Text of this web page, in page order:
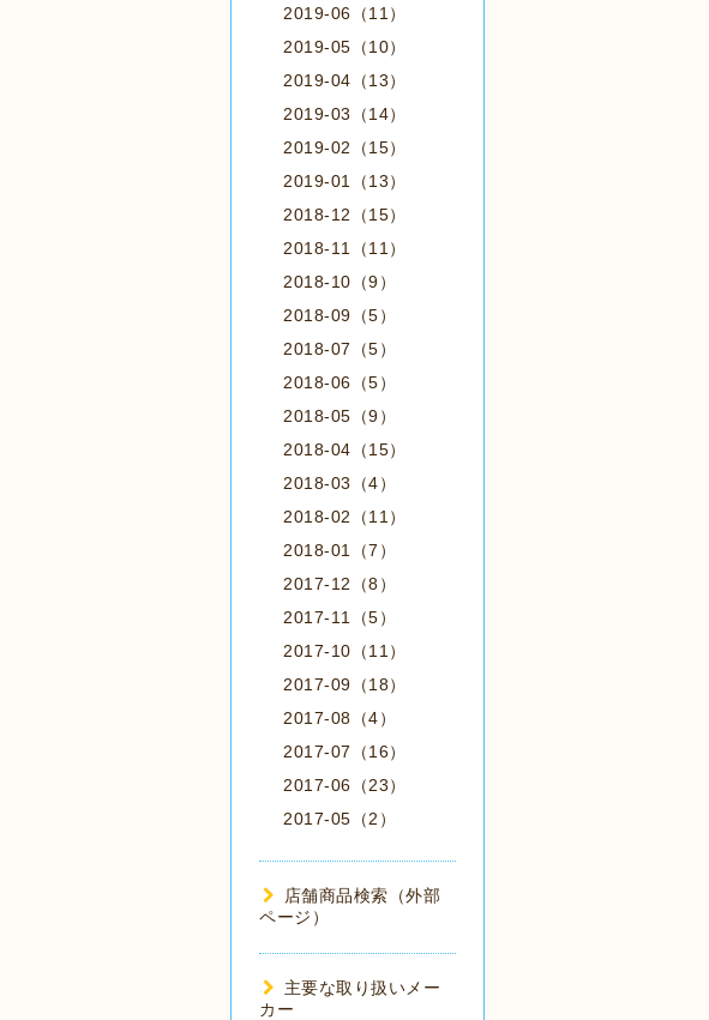
2019-06（11）
2019-05（10）
2019-04（13）
2019-03（14）
2019-02（15）
2019-01（13）
2018-12（15）
2018-11（11）
2018-10（9）
2018-09（5）
2018-07（5）
2018-06（5）
2018-05（9）
2018-04（15）
2018-03（4）
2018-02（11）
2018-01（7）
2017-12（8）
2017-11（5）
2017-10（11）
2017-09（18）
2017-08（4）
2017-07（16）
2017-06（23）
2017-05（2）
店舗商品検索（外部
ページ）
主要な取り扱いメー
カー